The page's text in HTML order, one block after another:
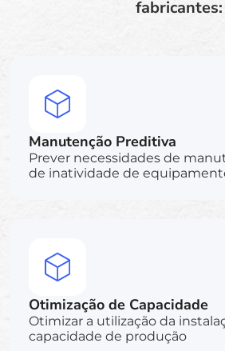
fabricantes:
Manutenção Preditiva
Prever necessidades de
de inatividade de
Otimização de Capacidade
Otimizar a utilização da
capacidade de produção